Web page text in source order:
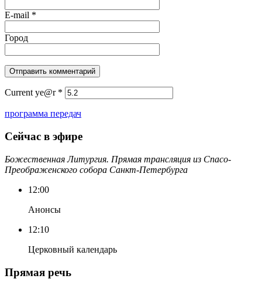
E-mail *
Город
Current ye@r *
программа передач
Сейчас в эфире
Божественная Литургия. Прямая трансляция из Спасо-
Преображенского собора Санкт-Петербурга
12:00
Анонсы
12:10
Церковный календарь
Прямая речь